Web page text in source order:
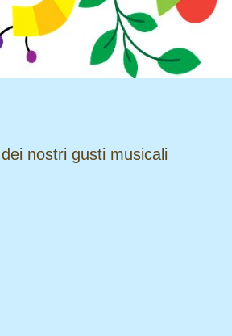
nostri gusti musicali